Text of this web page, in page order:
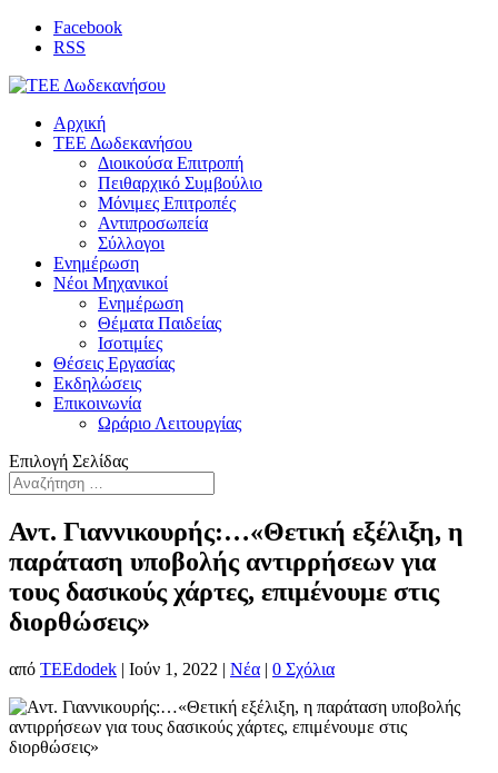
Facebook
RSS
Αρχική
ΤΕΕ Δωδεκανήσου
Διοικούσα Επιτροπή
Πειθαρχικό Συμβούλιο
Μόνιμες Επιτροπές
Αντιπροσωπεία
Σύλλογοι
Ενημέρωση
Νέοι Μηχανικοί
Ενημέρωση
Θέματα Παιδείας
Ισοτιμίες
Θέσεις Εργασίας
Εκδηλώσεις
Επικοινωνία
Ωράριο Λειτουργίας
Επιλογή Σελίδας
Αντ. Γιαννικουρής:…«Θετική εξέλιξη, η
παράταση υποβολής αντιρρήσεων για
τους δασικούς χάρτες, επιμένουμε στις
διορθώσεις»
από TEEdodek | Ιούν 1, 2022 | Νέα | 0 Σχόλια